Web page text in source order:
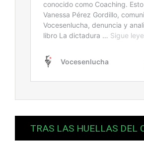
TRAS LAS HUELLAS DEL